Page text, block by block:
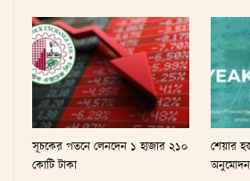
সূচকের পতনে লেনদেন ১ হাজার ২১০
কোটি টাকা
শেয়ার
অনুমোদন